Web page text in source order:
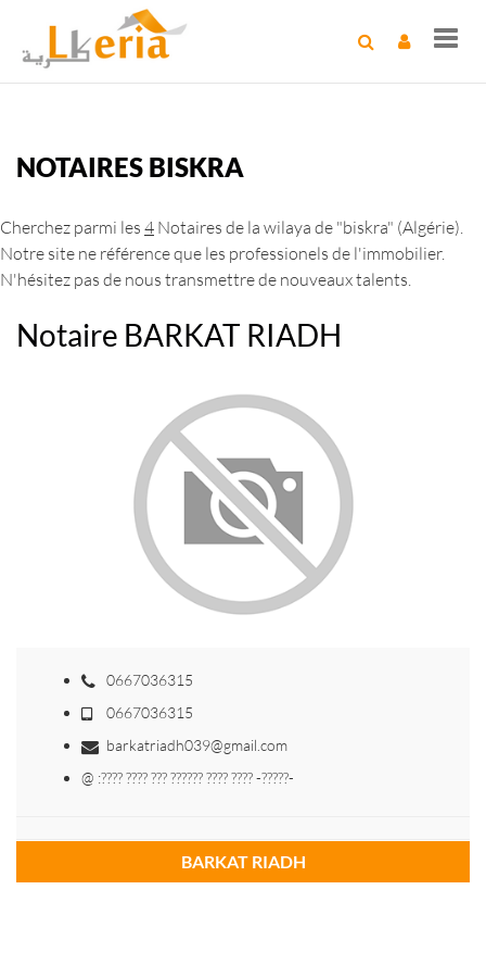
NOTAIRES BISKRA
Cherchez parmi les 4 Notaires de la wilaya de "biskra" (Algérie).
Notre site ne référence que les professionels de l'immobilier.
N'hésitez pas de nous transmettre de nouveaux talents.
Notaire BARKAT RIADH
0667036315
0667036315
barkatriadh039@gmail.com
@ :???? ???? ??? ?????? ???? ???? -?????-
BARKAT RIADH